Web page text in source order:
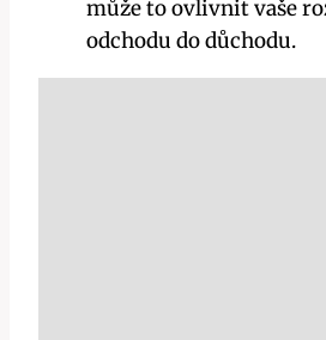
může to ovlivnit vaše
odchodu do důchodu.